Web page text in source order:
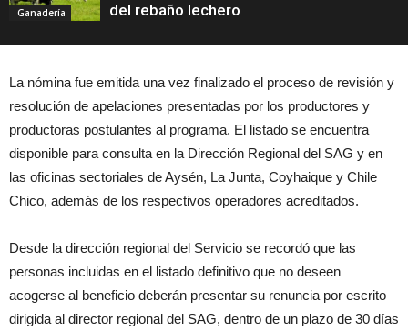
Ganadería
del rebaño lechero
La nómina fue emitida una vez finalizado el proceso de revisión y
resolución de apelaciones presentadas por los productores y
productoras postulantes al programa. El listado se encuentra
disponible para consulta en la Dirección Regional del SAG y en
las oficinas sectoriales de Aysén, La Junta, Coyhaique y Chile
Chico, además de los respectivos operadores acreditados.
Desde la dirección regional del Servicio se recordó que las
personas incluidas en el listado definitivo que no deseen
acogerse al beneficio deberán presentar su renuncia por escrito
dirigida al director regional del SAG, dentro de un plazo de 30 días